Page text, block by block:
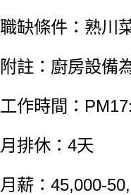
職缺條件：熟川
附註：廚房設備
工作時間：
月排休：4天
月薪：45,000-